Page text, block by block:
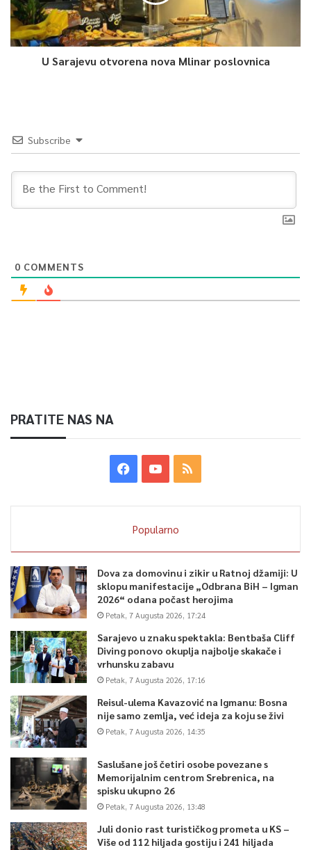
U Sarajevu otvorena nova Mlinar poslovnica
Subscribe
0 COMMENTS
PRATITE NAS NA
Popularno
Dova za domovinu i zikir u Ratnoj džamiji: U
sklopu manifestacije „Odbrana BiH – Igman
2026“ odana počast herojima
Petak, 7 Augusta 2026, 17:24
Sarajevo u znaku spektakla: Bentbaša Cliff
Diving ponovo okuplja najbolje skakače i
vrhunsku zabavu
Petak, 7 Augusta 2026, 17:16
Reisul-ulema Kavazović na Igmanu: Bosna
nije samo zemlja, već ideja za koju se živi
Petak, 7 Augusta 2026, 14:35
Saslušane još četiri osobe povezane s
Memorijalnim centrom Srebrenica, na
spisku ukupno 26
Petak, 7 Augusta 2026, 13:48
Juli donio rast turističkog prometa u KS –
Više od 112 hiljada gostiju i 241 hiljada